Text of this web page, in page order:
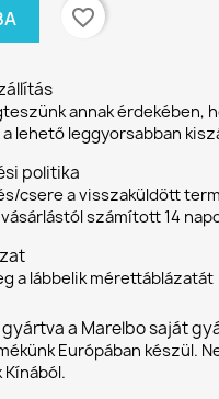
favorite_border
annak érdekében,
lehető leggyorsabban
politika
csere a visszaküldött
számított 14
a lábbelik mérettáblázatát
a Marelbo saját
Európában készül.